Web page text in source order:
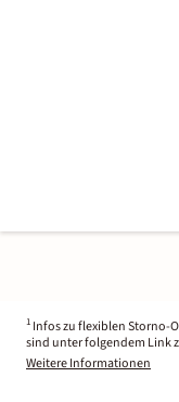
1 Infos zu flexiblen Storno-
sind unter folgendem Link
Weitere Informationen